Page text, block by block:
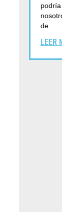
de
LEER